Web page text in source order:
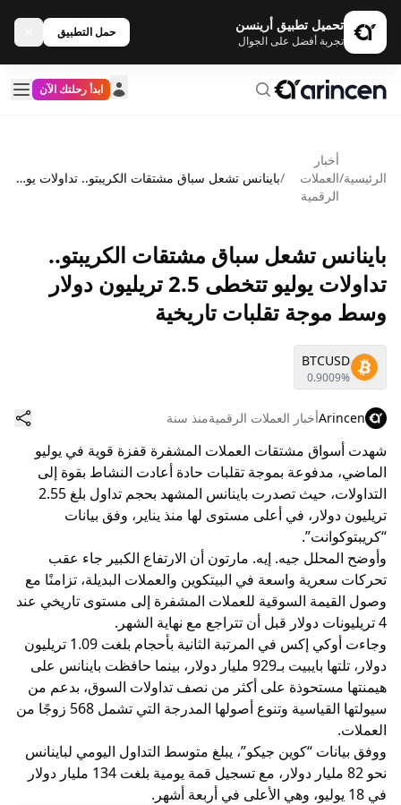
تحميل تطبيق أرينسن
تجربة أفضل على الجوال
حمل التطبيق
ابدأ رحلتك الآن
الرئيسية/
أخبار
العملات
الرقمية
/ باينانس تشعل سباق مشتقات الكريبتو.. تداولات يوليو تتخطى 2.5 تريليون دولار وسط موجة تقلبات تاريخية
باينانس تشعل سباق مشتقات الكريبتو..
تداولات يوليو تتخطى 2.5 تريليون دولار
وسط موجة تقلبات تاريخية
BTCUSD
0.9009%
Arincenأخبار العملات الرقميةمنذ سنة
شهدت أسواق مشتقات العملات المشفرة قفزة قوية في يوليو
الماضي، مدفوعة بموجة تقلبات حادة أعادت النشاط بقوة إلى
التداولات، حيث تصدرت باينانس المشهد بحجم تداول بلغ 2.55
تريليون دولار، في أعلى مستوى لها منذ يناير، وفق بيانات
“كريبتوكوانت”.
وأوضح المحلل جيه. إيه. مارتون أن الارتفاع الكبير جاء عقب
تحركات سعرية واسعة في البيتكوين والعملات البديلة، تزامنًا مع
وصول القيمة السوقية للعملات المشفرة إلى مستوى تاريخي عند
4 تريليونات دولار قبل أن تتراجع مع نهاية الشهر.
وجاءت أوكي إكس في المرتبة الثانية بأحجام بلغت 1.09 تريليون
دولار، تلتها بايبيت بـ929 مليار دولار، بينما حافظت باينانس على
هيمنتها مستحوذة على أكثر من نصف تداولات السوق، بدعم من
سيولتها القياسية وتنوع أصولها المدرجة التي تشمل 568 زوجًا من
العملات.
ووفق بيانات “كوين جيكو”، يبلغ متوسط التداول اليومي لباينانس
نحو 82 مليار دولار، مع تسجيل قمة يومية بلغت 134 مليار دولار
في 18 يوليو، وهي الأعلى في أربعة أشهر.